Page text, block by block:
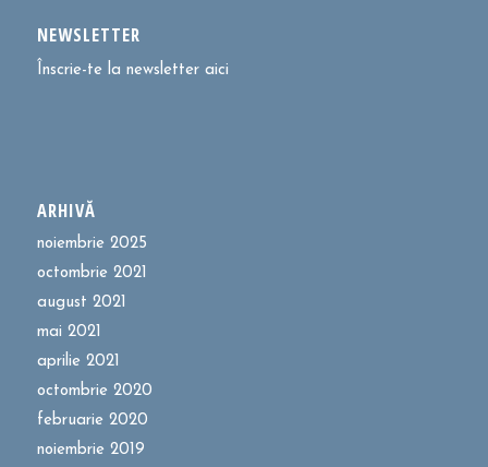
NEWSLETTER
Înscrie-te la newsletter aici
ARHIVĂ
noiembrie 2025
octombrie 2021
august 2021
mai 2021
aprilie 2021
octombrie 2020
februarie 2020
noiembrie 2019